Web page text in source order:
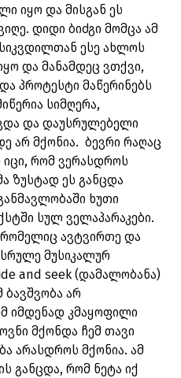
იყო და მისგან ეს
დიდი ბიძგი მომცა ამ
ესე ახლოს
და მანამდეც ვთქვი,
პროტესტი მაწერინებს
სიმღერა,
და დაუსრულებელი
არ მქონია. ბევრი რაღაც
რომ ვერასდროს
ზუსტად ეს განცდა
ხუთი
სულ ველაპარაკები.
რომელიც ავტვირთე და
მუსიკალურ
and seek (დამალობანა)
არ
იმდენად კმაყოფილი
მქონდა ჩემ თავი
არასდროს მქონია. ამ
განცდა, რომ ნეტა იქ